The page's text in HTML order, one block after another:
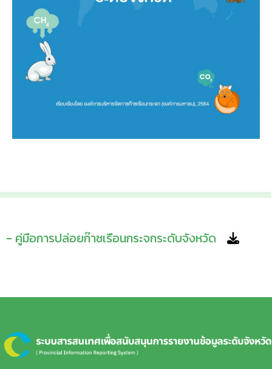
- คู่มือการปล่อยก๊าซเรือนกระจกระดับจังหวัด